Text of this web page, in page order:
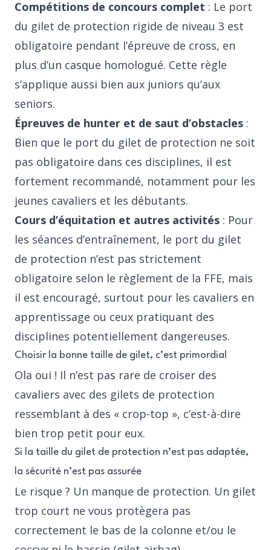
Compétitions de concours complet : Le port
du gilet de protection rigide de niveau 3 est
obligatoire pendant l’épreuve de cross, en
plus d’un casque homologué. Cette règle
s’applique aussi bien aux juniors qu’aux
seniors.
Épreuves de hunter et de saut d’obstacles :
Bien que le port du gilet de protection ne soit
pas obligatoire dans ces disciplines, il est
fortement recommandé, notamment pour les
jeunes cavaliers et les débutants.
Cours d’équitation et autres activités : Pour
les séances d’entraînement, le port du gilet
de protection n’est pas strictement
obligatoire selon le règlement de la FFE, mais
il est encouragé, surtout pour les cavaliers en
apprentissage ou ceux pratiquant des
disciplines potentiellement dangereuses.
Choisir la bonne taille de gilet, c’est primordial
Ola oui ! Il n’est pas rare de croiser des
cavaliers avec des gilets de protection
ressemblant à des « crop-top », c’est-à-dire
bien trop petit pour eux.
Si la taille du gilet de protection n’est pas adaptée,
la sécurité n’est pas assurée
Le risque ? Un manque de protection. Un gilet
trop court ne vous protègera pas
correctement le bas de la colonne et/ou le